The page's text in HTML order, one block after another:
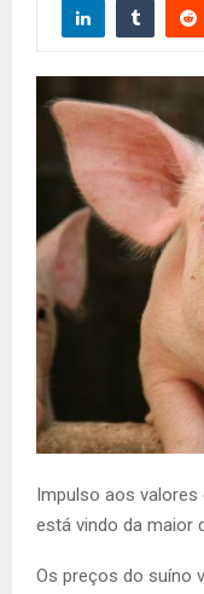
Impulso aos valores
está vindo da maior
Os preços do suíno